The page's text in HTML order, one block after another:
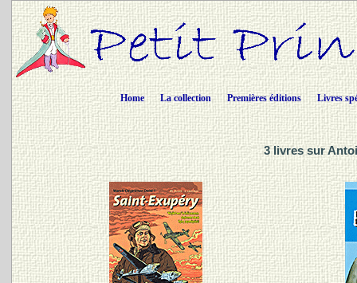
Home La collection Premières éditions Livres
3 livres sur